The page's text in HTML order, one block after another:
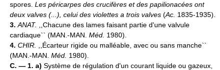
spores. Les péricarpes des crucifères et des papilionacées ont
deux valves (...), celui des violettes a trois valves (Ac. 1835-1935).
3. ANAT.
,,Chacune des lames faisant partie d'une valvule
cardiaque`` (MAN.-MAN. Méd. 1980).
4. CHIR.
,,Écarteur rigide ou malléable, avec ou sans manche``
(MAN.-MAN. Méd. 1980).
C. — 1. a) Système de régulation d'un courant liquide ou gazeux,